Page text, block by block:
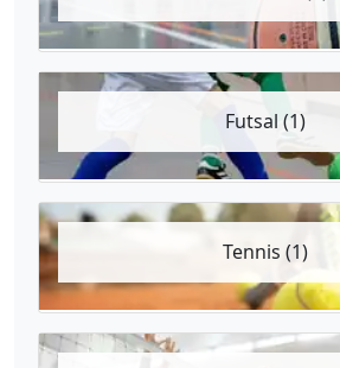
Futsal (1)
Tennis (1)